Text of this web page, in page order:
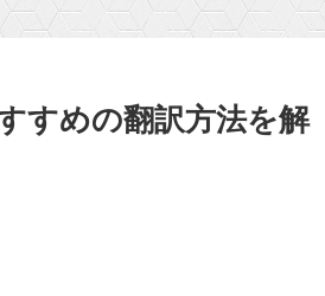
すめの翻訳方法を解